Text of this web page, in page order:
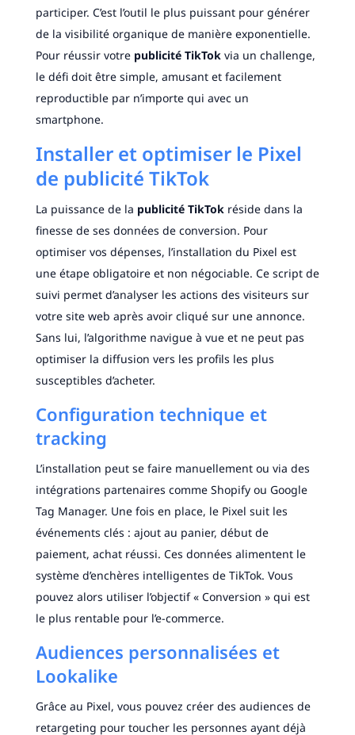
participer. C’est l’outil le plus puissant pour générer
de la visibilité organique de manière exponentielle.
Pour réussir votre publicité TikTokvia un challenge,
le défi doit être simple, amusant et facilement
reproductible par n’importe qui avec un
smartphone.
Installer et optimiser le Pixel
de publicité TikTok
La puissance de la publicité TikTokréside dans la
finesse de ses données de conversion. Pour
optimiser vos dépenses, l’installation du Pixel est
une étape obligatoire et non négociable. Ce script de
suivi permet d’analyser les actions des visiteurs sur
votre site web après avoir cliqué sur une annonce.
Sans lui, l’algorithme navigue à vue et ne peut pas
optimiser la diffusion vers les profils les plus
susceptibles d’acheter.
Configuration technique et
tracking
L’installation peut se faire manuellement ou via des
intégrations partenaires comme Shopify ou Google
Tag Manager. Une fois en place, le Pixel suit les
événements clés : ajout au panier, début de
paiement, achat réussi. Ces données alimentent le
système d’enchères intelligentes de TikTok. Vous
pouvez alors utiliser l’objectif « Conversion » qui est
le plus rentable pour l’e-commerce.
Audiences personnalisées et
Lookalike
Grâce au Pixel, vous pouvez créer des audiences de
retargeting pour toucher les personnes ayant déjà